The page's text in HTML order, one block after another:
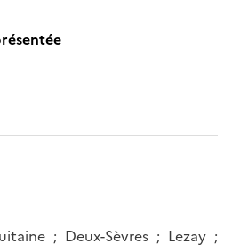
; Deux-Sèvres ; Lezay ;